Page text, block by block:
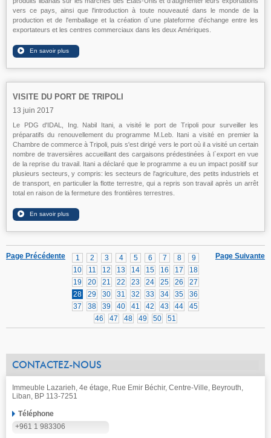
vers ce pays, ainsi que l'introduction à toute nouveauté dans le monde de la
production et de l'emballage et la création d`une plateforme d'échange entre les
exportateurs et les centres commerciaux dans les deux Amériques.
VISITE DU PORT DE TRIPOLI
13 juin 2017
Le PDG d'IDAL, Ing. Nabil Itani, a visité le port de Tripoli pour surveiller les
préparatifs du renouvellement du programme M.Leb. Itani a visité en premier la
Chambre de commerce à Tripoli, puis s'est dirigé vers le port où il a visité un certain
nombre de traversières accueillant des cargaisons prédestinées à l`export en vue
de la reprise du travail. Itani a déclaré que le programme a eu un impact positif sur
plusieurs secteurs, y compris: les secteurs de l'agriculture, des petits industriels et
de transport, en particulier la flotte terrestre, qui a repris son travail après un arrêt
total en raison de la fermeture des frontières terrestres.
Page Suivante
1 2 3 4 5 6 7 8
9
10
11 12 13 14 15 16 17
18
19
20 21 22 23 24 25 26
27
28
29 30 31 32 33 34 35
36
37
38 39 40 41 42 43 44
45
46
47 48 49 50 51
Page Précédente
CONTACTEZ-NOUS
Immeuble Lazarieh, 4e étage, Rue Emir Béchir, Centre-Ville, Beyrouth,
Liban, BP 113-7251
Téléphone
+961 1 983306